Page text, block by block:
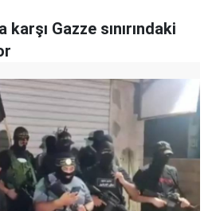
Gazze sınırındaki